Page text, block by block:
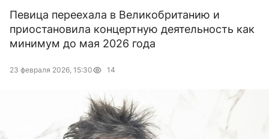
Певица переехала в Великобританию и
приостановила концертную деятельность как
минимум до мая 2026 года
23 февраля 2026, 15:30 14